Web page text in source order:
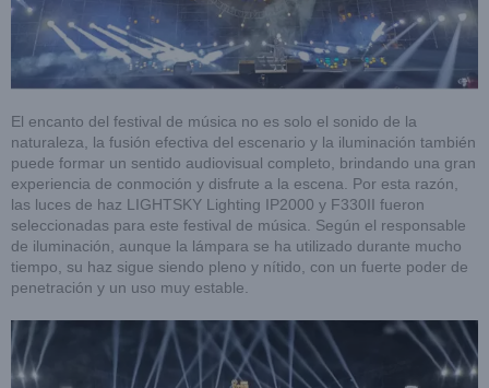
El encanto del festival de música no es solo el sonido de la
naturaleza, la fusión efectiva del escenario y la iluminación también
puede formar un sentido audiovisual completo, brindando una gran
experiencia de conmoción y disfrute a la escena. Por esta razón,
las luces de haz LIGHTSKY Lighting IP2000 y F330II fueron
seleccionadas para este festival de música. Según el responsable
de iluminación, aunque la lámpara se ha utilizado durante mucho
tiempo, su haz sigue siendo pleno y nítido, con un fuerte poder de
penetración y un uso muy estable.